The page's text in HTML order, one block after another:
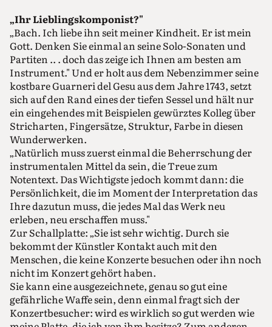
„Ihr Lieblingskomponist?"
„Bach. Ich liebe ihn seit meiner Kindheit. Er ist mein
Gott. Denken Sie einmal an seine Solo-Sonaten und
Partiten .. . doch das zeige ich Ihnen am besten am
Instrument." Und er holt aus dem Nebenzimmer seine
kostbare Guarneri del Gesu aus dem Jahre 1743, setzt
sich auf den Rand eines der tiefen Sessel und hält nur
ein eingehendes mit Beispielen gewürztes Kolleg über
Stricharten, Fingersätze, Struktur, Farbe in diesen
Wunderwerken.
„Natürlich muss zuerst einmal die Beherrschung der
instrumentalen Mittel da sein, die Treue zum
Notentext. Das Wichtigste jedoch kommt dann: die
Persönlichkeit, die im Moment der Interpretation das
Ihre dazutun muss, die jedes Mal das Werk neu
erleben, neu erschaffen muss."
Zur Schallplatte: „Sie ist sehr wichtig. Durch sie
bekommt der Künstler Kontakt auch mit den
Menschen, die keine Konzerte besuchen oder ihn noch
nicht im Konzert gehört haben.
Sie kann eine ausgezeichnete, genau so gut eine
gefährliche Waffe sein, denn einmal fragt sich der
Konzertbesucher: wird es wirklich so gut werden wie